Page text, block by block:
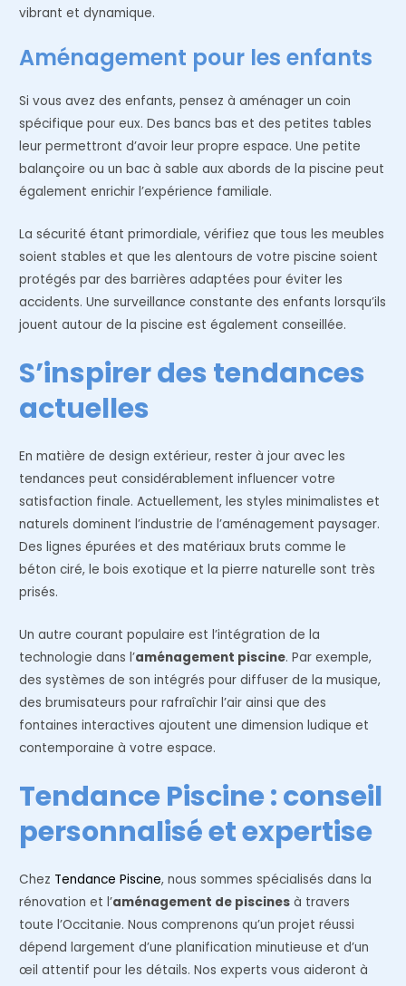
vibrant et dynamique.
Aménagement pour les enfants
Si vous avez des enfants, pensez à aménager un coin
spécifique pour eux. Des bancs bas et des petites tables
leur permettront d’avoir leur propre espace. Une petite
balançoire ou un bac à sable aux abords de la piscine peut
également enrichir l’expérience familiale.
La sécurité étant primordiale, vérifiez que tous les meubles
soient stables et que les alentours de votre piscine soient
protégés par des barrières adaptées pour éviter les
accidents. Une surveillance constante des enfants lorsqu’ils
jouent autour de la piscine est également conseillée.
S’inspirer des tendances
actuelles
En matière de design extérieur, rester à jour avec les
tendances peut considérablement influencer votre
satisfaction finale. Actuellement, les styles minimalistes et
naturels dominent l’industrie de l’aménagement paysager.
Des lignes épurées et des matériaux bruts comme le
béton ciré, le bois exotique et la pierre naturelle sont très
prisés.
Un autre courant populaire est l’intégration de la
technologie dans l’aménagement piscine. Par exemple,
des systèmes de son intégrés pour diffuser de la musique,
des brumisateurs pour rafraîchir l’air ainsi que des
fontaines interactives ajoutent une dimension ludique et
contemporaine à votre espace.
Tendance Piscine : conseil
personnalisé et expertise
Chez Tendance Piscine, nous sommes spécialisés dans la
rénovation et l’aménagement de piscines à travers
toute l’Occitanie. Nous comprenons qu’un projet réussi
dépend largement d’une planification minutieuse et d’un
œil attentif pour les détails. Nos experts vous aideront à